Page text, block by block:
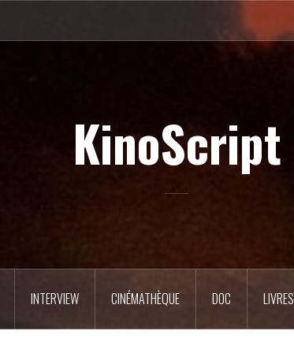
KinoScript
INTERVIEW CINÉMATHÈQUE DOC LIVRES